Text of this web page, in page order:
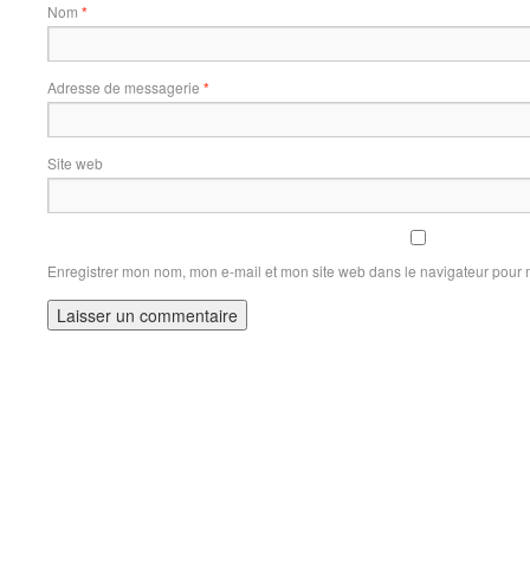
Nom *
Adresse de messagerie *
Site web
Enregistrer mon nom, mon e-mail et mon site web dans le navigateur pour